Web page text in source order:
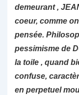
demeurant ,
coeur, comme
pensée.
pessimisme de
la toile , quand
confuse,
en perpetuel